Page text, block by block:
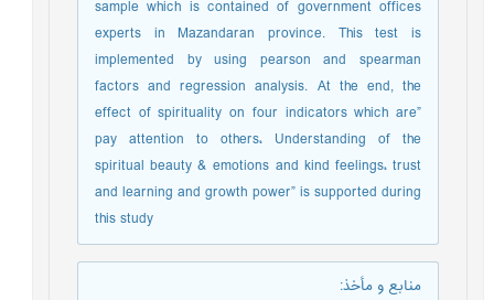
sample which is contained of government offices
experts in Mazandaran province. This test is
implemented by using pearson and spearman
factors and regression analysis. At the end, the
effect of spirituality on four indicators which are”
pay attention to others، Understanding of the
spiritual beauty & emotions and kind feelings، trust
and learning and growth power” is supported during
this study
منابع و مأخذ: